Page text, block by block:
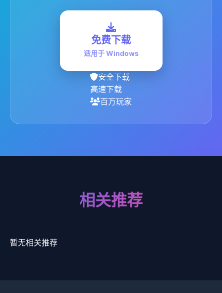
免费下载
适用于 Windows
安全下载
高速下载
百万玩家
相关推荐
暂无相关推荐